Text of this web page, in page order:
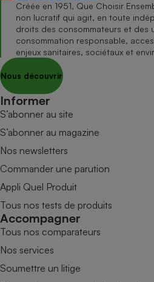
Créée en 1951, Que Choisir
non lucratif qui agit, en toute
droits des consommateurs et des
consommation responsable,
enjeux sanitaires, sociétaux et
Nous découvrir
Informer
S’abonner au site
S’abonner au magazine
Nos newsletters
Commander une parution
Appli Quel Produit
Tous nos tests de produits
Accompagner
Tous nos comparateurs
Nos services
Soumettre un litige